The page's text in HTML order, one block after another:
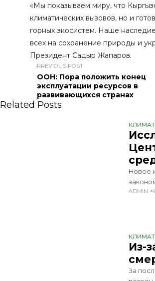
«Мы показываем миру, что
климатических вызовов, но и
горных экосистем. Наше
всех на сохранение природы и
Президент Садыр Жапаров.
PREVIOUS POST
ООН: Пора положить конец
эксплуатации ресурсов в
развивающихся странах
Related Posts
КЛИМАТ
Новое
ADMIN
КЛИМАТ
Из-
За